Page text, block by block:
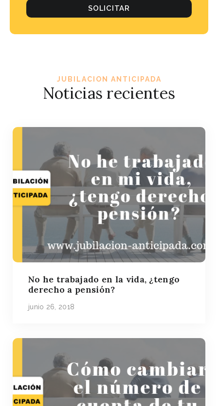
SOLICITAR
JUBILACION ANTICIPADA
Noticias recientes
No he trabajado en la vida, ¿tengo
derecho a pensión?
junio 26, 2018